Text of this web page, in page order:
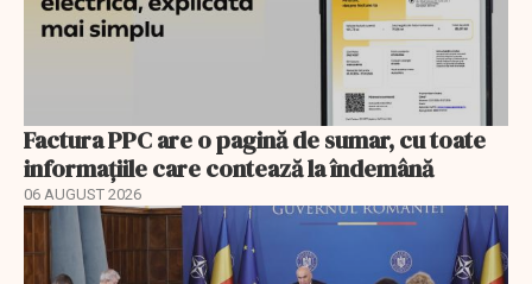
Factura PPC are o pagină de sumar, cu toate
informațiile care contează la îndemână
06 AUGUST 2026